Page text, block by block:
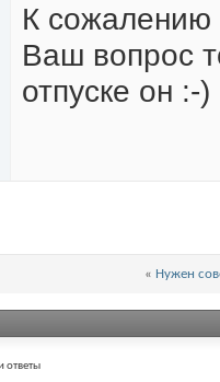
К сожалению
Ваш вопрос
отпуске он :-)
« Нужен
ответы